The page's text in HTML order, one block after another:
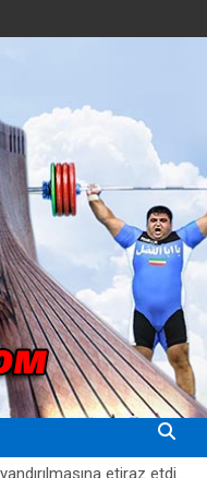
etiraz etdi…